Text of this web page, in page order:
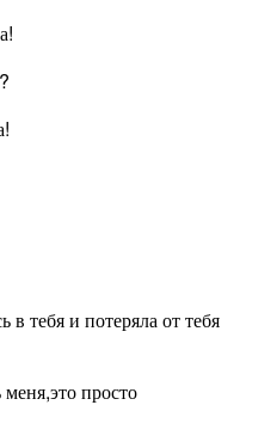
тебя и потеряла от тебя
просто